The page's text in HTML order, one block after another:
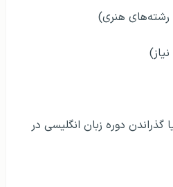
رشته‌های هنری)
گذراندن دوره زبان انگلیسی در